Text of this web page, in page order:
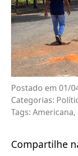
Postado em 01/
Categorias:
Tags: Americana,
Compartilhe